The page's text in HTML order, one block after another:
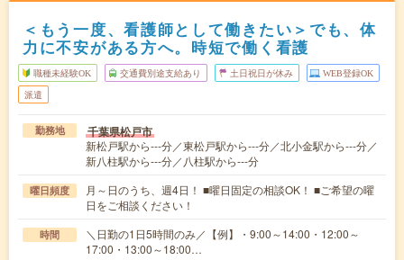
＜もう一度、看護師として働きたい＞でも、体
力に不安がある方へ。時短で働く看護
職種未経験OK 交通費別途支給あり 土日祝日が休み WEB登録OK
派遣
勤務地 千葉県松戸市
新松戸駅から---分／東松戸駅から---分／北小金駅から---分／
新八柱駅から---分／八柱駅から---分
曜日頻度
月～日のうち、週4日！ ■曜日固定の相談OK！ ■ご希望の曜
日をご相談ください！
時間
＼日勤の1日5時間のみ／【例】・9:00～14:00・12:00～
17:00・13:00～18:00…